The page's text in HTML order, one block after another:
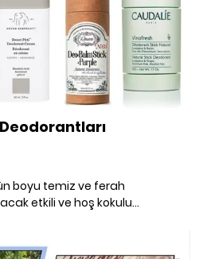
Deodorantları
boyu temiz ve ferah
etkili ve hoş kokulu